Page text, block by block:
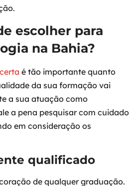
escolher para
na Bahia?
é tão importante quanto
da sua formação vai
a sua atuação como
a pena pesquisar com cuidado
em consideração os
qualificado
de qualquer graduação.